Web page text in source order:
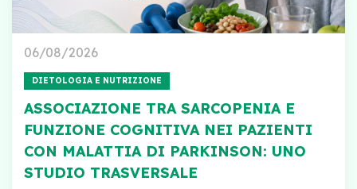
06/08/2026
DIETOLOGIA E NUTRIZIONE
ASSOCIAZIONE TRA SARCOPENIA E
FUNZIONE COGNITIVA NEI PAZIENTI
CON MALATTIA DI PARKINSON: UNO
STUDIO TRASVERSALE